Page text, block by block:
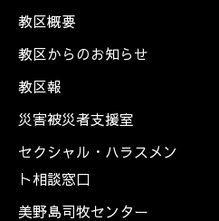
教区概要
教区からのお知らせ
教区報
災害被災者支援室
セクシャル・ハラスメン
ト相談窓口
美野島司牧センター